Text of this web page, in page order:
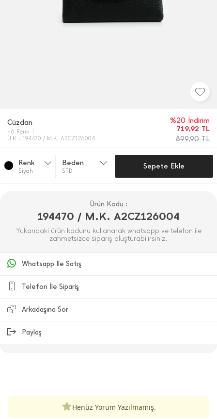
Cüzdan
+6 Renk
Ü.K : 194470 / M.K. A2CZ126004
%20 İndirim
719,92 TL
899,90TL
Renk
Si̇yah
Beden
STD
Sepete Ekle
Ürün Kodu :
194470 / M.K. A2CZ126004
Yukarıdaki ürün kodunu kullanarak whatsapp ve telefon ile
zahmetsizce sipariş oluşturabilirsiniz.
Whatsapp İle Satış
Telefon İle Sipariş
Arkadaşına Sor
Paylaş
Henüz Yorum Yazılmamış.